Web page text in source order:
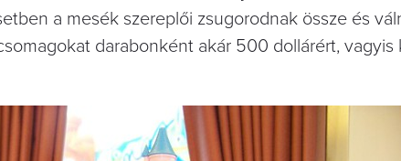
a mesék szereplői zsugorodnak össze és
darabonként akár 500 dollárért, vagyis